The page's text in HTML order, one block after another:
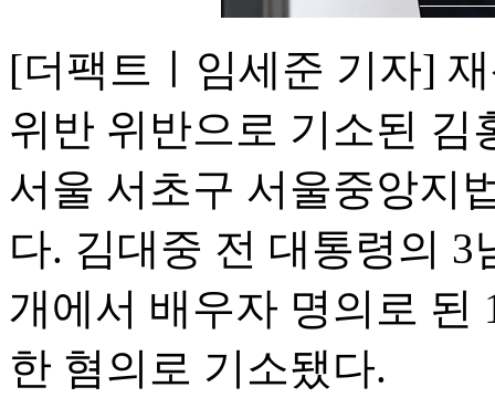
[더팩트ㅣ임세준 기자]
위반 위반으로 기소된 김
서울 서초구 서울중앙지
다. 김대중 전 대통령의
개에서 배우자 명의로 된
한 혐의로 기소됐다.